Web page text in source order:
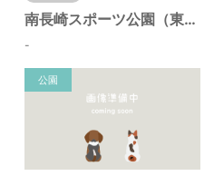
南長崎スポーツ公園（東京都豊島区）
-
公園